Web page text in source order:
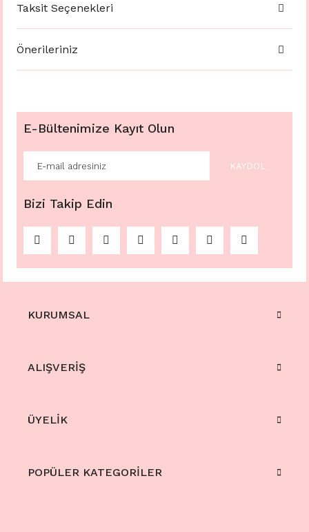
Taksit Seçenekleri
Önerileriniz
E-Bültenimize Kayıt Olun
KAYDOL
Bizi Takip Edin
KURUMSAL
ALIŞVERİŞ
ÜYELİK
POPÜLER KATEGORİLER